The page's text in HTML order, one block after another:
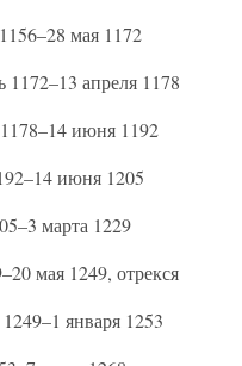
мая 1172
1172–13 апреля 1178
июня 1192
июня 1205
марта 1229
мая 1249, отрекся
января 1253